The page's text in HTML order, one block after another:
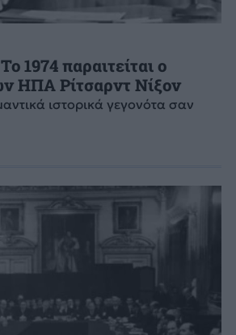
1974 παραιτείται ο
ΗΠΑ Ρίτσαρντ Νίξον
ιστορικά γεγονότα σαν